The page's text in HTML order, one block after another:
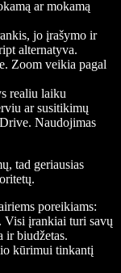
ar mokamą
jo įrašymo ir
alternatyva.
Zoom veikia pagal
realiu laiku
ar susitikimų
Naudojimas
tad geriausias
poreikiams:
Visi įrankiai turi savų
ir biudžetas.
kūrimui tinkantį